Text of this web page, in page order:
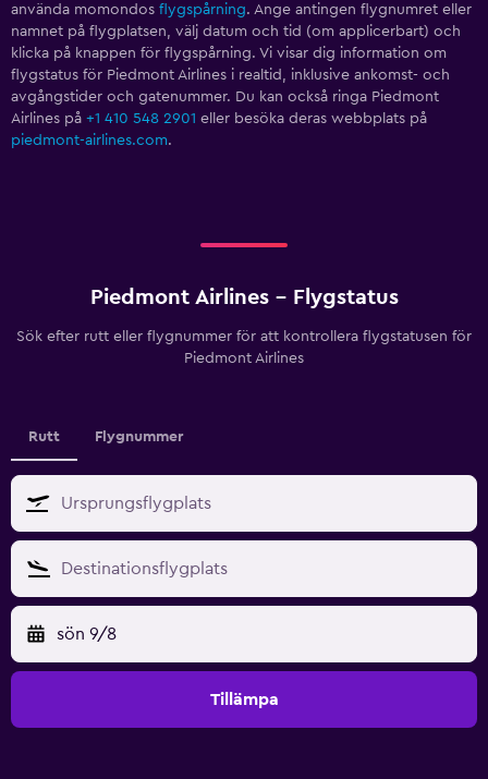
använda momondos flygspårning. Ange antingen flygnumret eller
namnet på flygplatsen, välj datum och tid (om applicerbart) och
klicka på knappen för flygspårning. Vi visar dig information om
flygstatus för Piedmont Airlines i realtid, inklusive ankomst- och
avgångstider och gatenummer. Du kan också ringa Piedmont
Airlines på +1 410 548 2901 eller besöka deras webbplats på
piedmont-airlines.com.
Piedmont Airlines - Flygstatus
Sök efter rutt eller flygnummer för att kontrollera flygstatusen för
Piedmont Airlines
Rutt Flygnummer
sön 9/8
Tillämpa